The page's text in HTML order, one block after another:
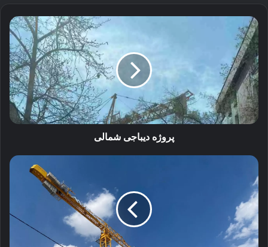
پروژه
دیباجی
شمالی
پروژه دیباجی شمالی
پروژه
راه
آهن